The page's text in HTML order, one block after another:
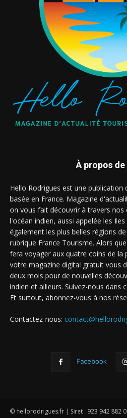
À propos de
Hello Rodrigues est une publication
basée en France. Magazine
on vous fait découvrir à travers nos
l'océan indien, aussi appelée les
également les plus belles régions
rubrique France Tourisme. Alors
fera voyager aux quatre coins de la
votre magazine digital gratuit vous
deux mois pour de nouvelles
indien et ailleurs. Suivez-nous dans
Et surtout, abonnez-vous à nos
Contactez-nous:
Facebook
© hellorodrigues.fr | Siret : 923 942 882